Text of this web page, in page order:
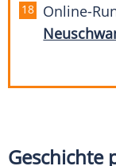
Online-
Geschichte